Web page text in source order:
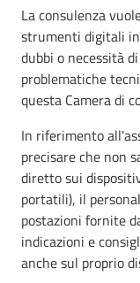
La consulenza
strumenti digitali
dubbi o necessità
problematiche
questa Camera di
In riferimento
precisare che non
diretto sui
portatili), il
postazioni fornite
indicazioni e
anche sul proprio